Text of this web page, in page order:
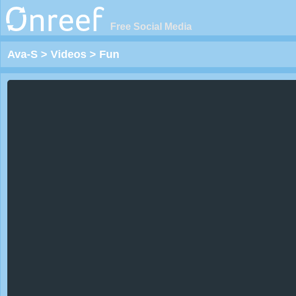
Free Social Media
Ava-S > Videos > Fun